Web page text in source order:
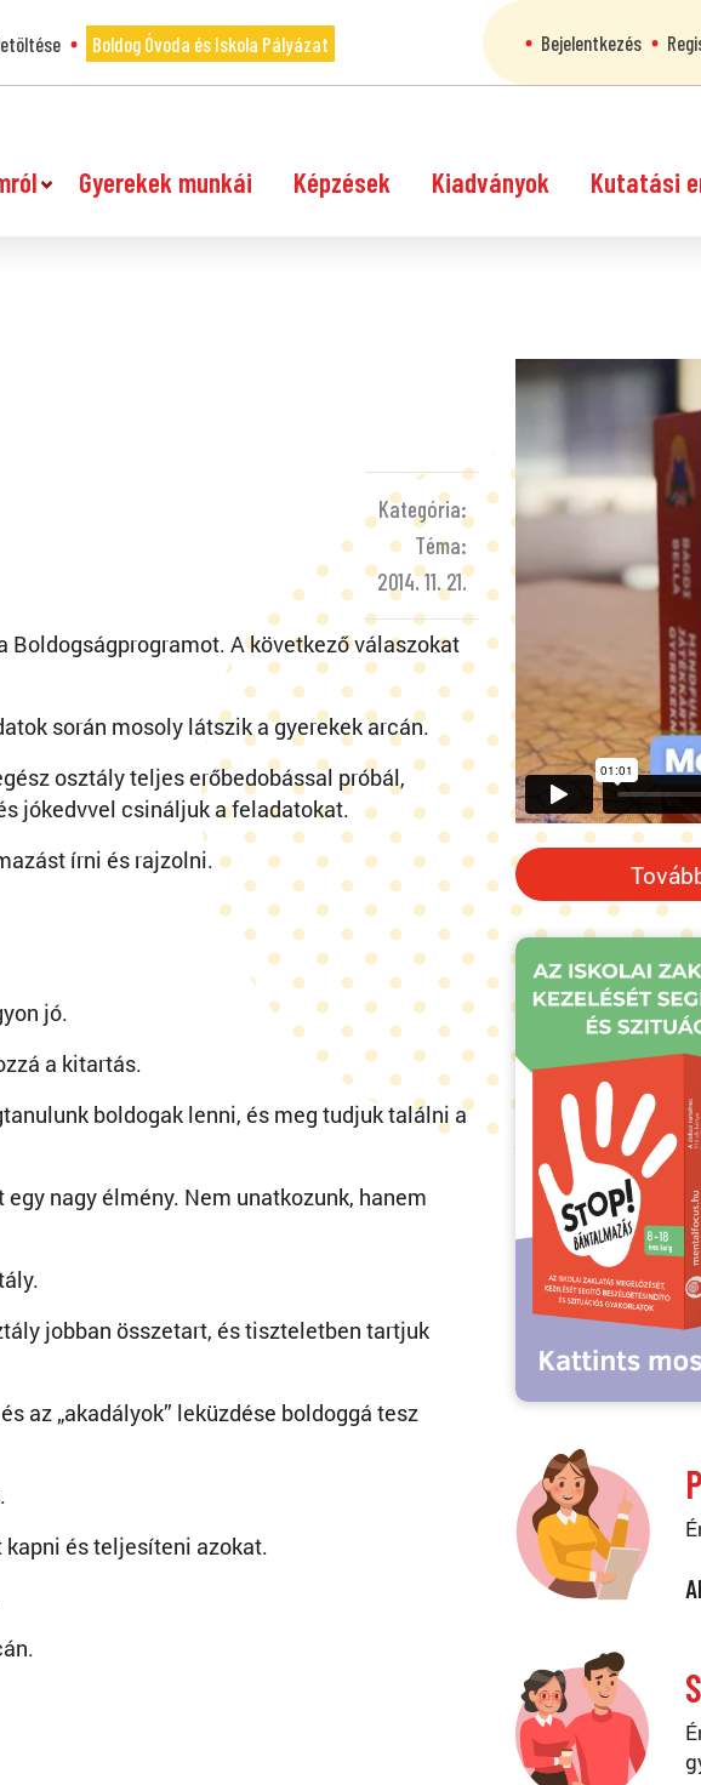
Boldog Óvoda és Iskola Pályázat Bejelentkezés
Gyerekek munkái Képzések Kiadványok Kutatási
Kategória:
Téma:
2014. 11. 21.
A következő válaszokat
során mosoly látszik a gyerekek arcán.
osztály teljes erőbedobással próbál,
jókedvvel csináljuk a feladatokat.
írni és rajzolni.
jó.
a kitartás.
boldogak lenni, és meg tudjuk találni a
nagy élmény. Nem unatkozunk, hanem
jobban összetart, és tiszteletben tartjuk
az „akadályok” leküzdése boldoggá tesz
és teljesíteni azokat.